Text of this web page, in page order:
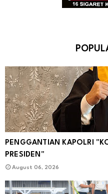
PENGGANTIAN KAPOLRI
PRESIDEN"
August 06, 2026